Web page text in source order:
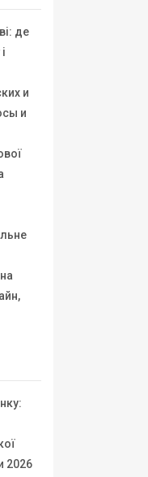
де
и
и
2026